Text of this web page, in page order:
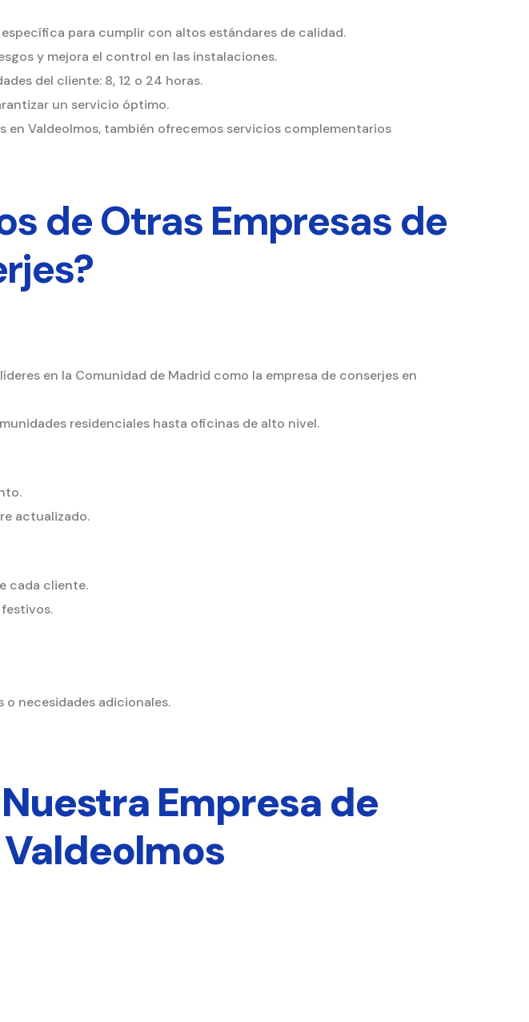
para cumplir con altos estándares de calidad.
y mejora el control en las instalaciones.
del cliente: 8, 12 o 24 horas.
un servicio óptimo.
en Valdeolmos, también ofrecemos servicios complementarios
de Otras Empresas de
en la Comunidad de Madrid como la empresa de conserjes en
residenciales hasta oficinas de alto nivel.
actualizado.
cada cliente.
necesidades adicionales.
Empresa de